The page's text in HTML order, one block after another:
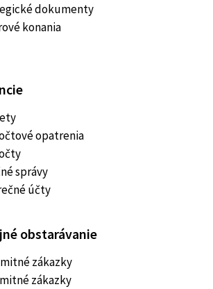
dokumenty
konania
opatrenia
správy
účty
obstarávanie
zákazky
zákazky